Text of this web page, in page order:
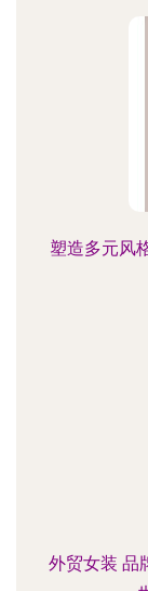
塑造多元风
外贸女装 品